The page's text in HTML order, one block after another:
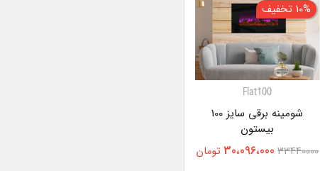
10% تخفیف
Flat100
شومینه برقی سایز 100
بیستون
33440000 30،096،000تومان